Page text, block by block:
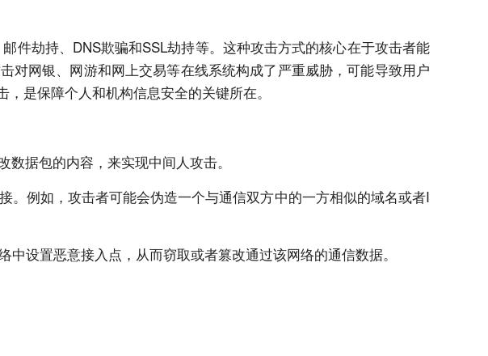
件劫持、DNS欺骗和SSL劫持等。这种攻击方式的核心在于攻击者能
对网银、网游和网上交易等在线系统构成了严重威胁，可能导致用户
是保障个人和机构信息安全的关键所在。
据包的内容，来实现中间人攻击。
例如，攻击者可能会伪造一个与通信双方中的一方相似的域名或者I
设置恶意接入点，从而窃取或者篡改通过该网络的通信数据。